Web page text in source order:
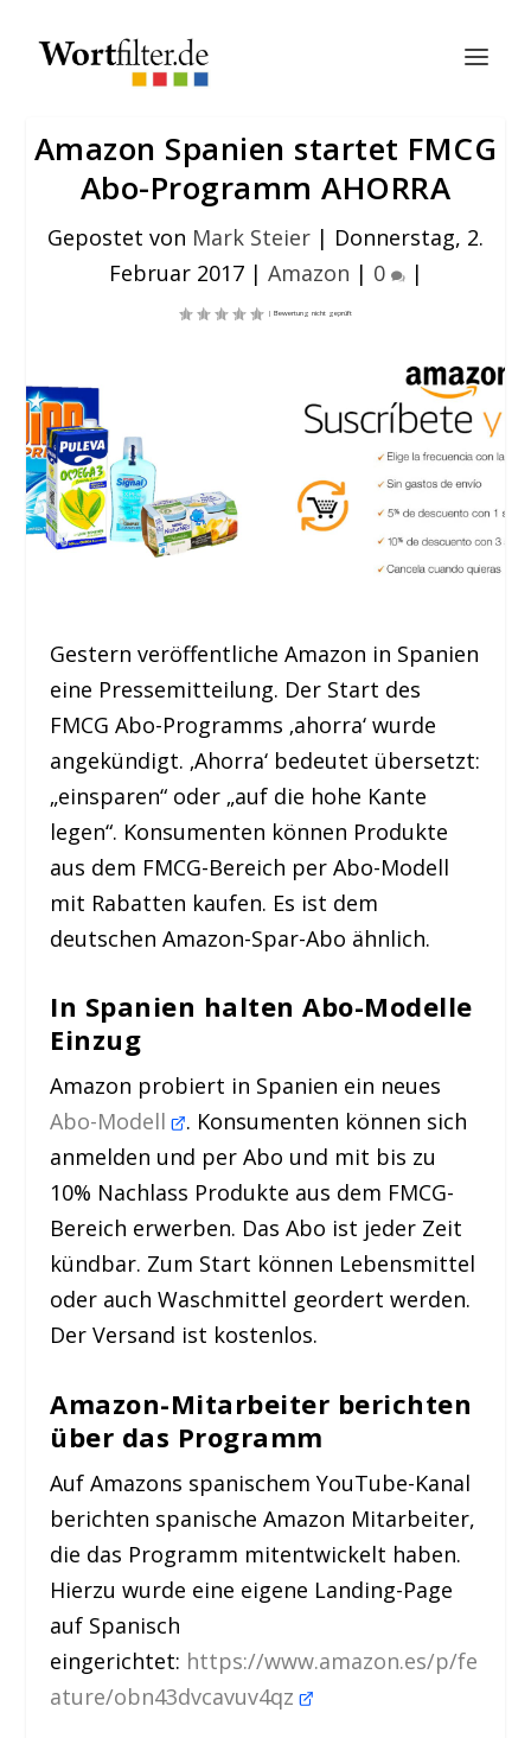
Amazon Spanien startet FMCG
Abo-Programm AHORRA
Gepostet von Mark Steier | Donnerstag, 2.
Februar 2017| Amazon | 0 |
Gestern veröffentliche Amazon in Spanien
eine Pressemitteilung. Der Start des
FMCG Abo-Programms ‚ahorra‘ wurde
angekündigt. ‚Ahorra‘ bedeutet übersetzt:
„einsparen“ oder „auf die hohe Kante
legen“. Konsumenten können Produkte
aus dem FMCG-Bereich per Abo-Modell
mit Rabatten kaufen. Es ist dem
deutschen Amazon-Spar-Abo ähnlich.
In Spanien halten Abo-Modelle
Einzug
Amazon probiert in Spanien ein neues
Abo-Modell . Konsumenten können sich
anmelden und per Abo und mit bis zu
10% Nachlass Produkte aus dem FMCG-
Bereich erwerben. Das Abo ist jeder Zeit
kündbar. Zum Start können Lebensmittel
oder auch Waschmittel geordert werden.
Der Versand ist kostenlos.
Amazon-Mitarbeiter berichten
über das Programm
Auf Amazons spanischem YouTube-Kanal
berichten spanische Amazon Mitarbeiter,
die das Programm mitentwickelt haben.
Hierzu wurde eine eigene Landing-Page
auf Spanisch
eingerichtet: https://www.amazon.es/p/fe
ature/obn43dvcavuv4qz